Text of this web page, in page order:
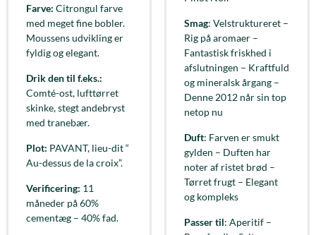
Farve: Citrongul farve
med meget fine bobler.
Moussens udvikling er
fyldig og elegant.
Drik den til f.eks.:
Comté-ost, lufttørret
skinke, stegt andebryst
med tranebær.
Plot: PAVANT, lieu-dit “
Au-dessus de la croix”.
Verificering: 11
måneder på 60%
cementæg – 40% fad.
Smag: Velstruktureret –
Rig på aromaer –
Fantastisk friskhed i
afslutningen – Kraftfuld
og mineralsk årgang –
Denne 2012 når sin top
netop nu
Duft: Farven er smukt
gylden – Duften har
noter af ristet brød –
Tørret frugt – Elegant
og kompleks
Passer til: Aperitif –